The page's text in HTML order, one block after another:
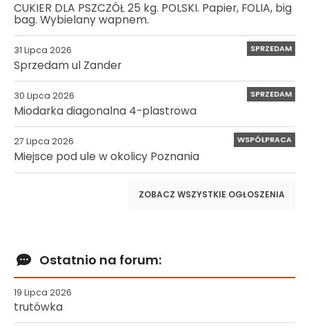
CUKIER DLA PSZCZÓŁ 25 kg. POLSKI. Papier, FOLIA, big
bag. Wybielany wapnem.
31 Lipca 2026 SPRZEDAM
Sprzedam ul Zander
30 Lipca 2026 SPRZEDAM
Miodarka diagonalna 4-plastrowa
27 Lipca 2026 WSPÓŁPRACA
Miejsce pod ule w okolicy Poznania
ZOBACZ WSZYSTKIE OGŁOSZENIA
Ostatnio na forum:
19 Lipca 2026
trutówka